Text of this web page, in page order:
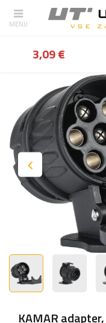
Nazaj domov
KAMAR
3,09 €